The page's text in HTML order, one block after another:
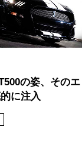
の姿、そのエ
に注入